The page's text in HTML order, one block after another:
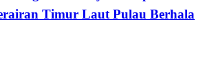
Timur Laut Pulau Berhala